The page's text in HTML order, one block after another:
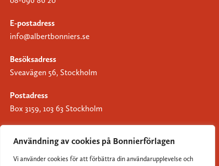
Användning av cookies på Bonnierförlagen
Vi använder cookies för att förbättra din användarupplevelse och
E-postadress
info@albertbonniers.se
Besöksadress
Sveavägen 56, Stockholm
Postadress
Box 3159, 103 63 Stockholm
Om Bonnierförlagen